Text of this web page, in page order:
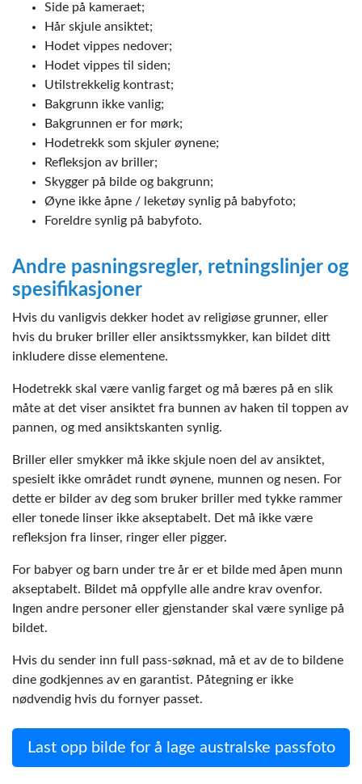
Side på kameraet;
Hår skjule ansiktet;
Hodet vippes nedover;
Hodet vippes til siden;
Utilstrekkelig kontrast;
Bakgrunn ikke vanlig;
Bakgrunnen er for mørk;
Hodetrekk som skjuler øynene;
Refleksjon av briller;
Skygger på bilde og bakgrunn;
Øyne ikke åpne / leketøy synlig på babyfoto;
Foreldre synlig på babyfoto.
Andre pasningsregler, retningslinjer og
spesifikasjoner
Hvis du vanligvis dekker hodet av religiøse grunner, eller
hvis du bruker briller eller ansiktssmykker, kan bildet ditt
inkludere disse elementene.
Hodetrekk skal være vanlig farget og må bæres på en slik
måte at det viser ansiktet fra bunnen av haken til toppen av
pannen, og med ansiktskanten synlig.
Briller eller smykker må ikke skjule noen del av ansiktet,
spesielt ikke området rundt øynene, munnen og nesen. For
dette er bilder av deg som bruker briller med tykke rammer
eller tonede linser ikke akseptabelt. Det må ikke være
refleksjon fra linser, ringer eller pigger.
For babyer og barn under tre år er et bilde med åpen munn
akseptabelt. Bildet må oppfylle alle andre krav ovenfor.
Ingen andre personer eller gjenstander skal være synlige på
bildet.
Hvis du sender inn full pass-søknad, må et av de to bildene
dine godkjennes av en garantist. Påtegning er ikke
nødvendig hvis du fornyer passet.
Last opp bilde for å lage australske passfoto